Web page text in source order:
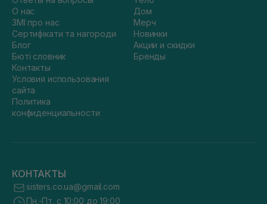
О нас
ЗМІ про нас
Сертифікати та нагороди
Блог
Бюті словник
Контакты
Условия использования
сайта
Политика
конфиденциальности
Дом
Мерч
Новинки
Акции и скидки
Бренды
КОНТАКТЫ
sisters.co.ua@gmail.com
Пн.-Пт. с 10:00 до 19:00